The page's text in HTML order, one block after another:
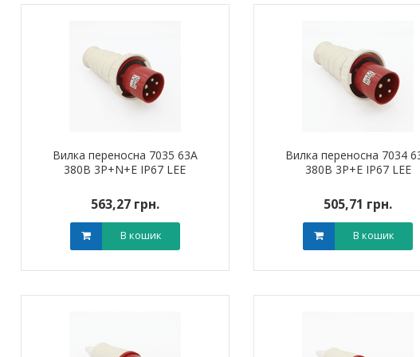
0,00 грн.
В кошик
Вилка переносна 7035 63А
380В 3Р+N+Е IP67 LEE
563,27 грн.
В кошик
Вилка переносна 7034
380В 3Р+Е IP67 LEE
505,71 грн.
В кошик